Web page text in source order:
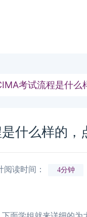
考试流程是什么
什么样的，
阅读时间： 4分钟